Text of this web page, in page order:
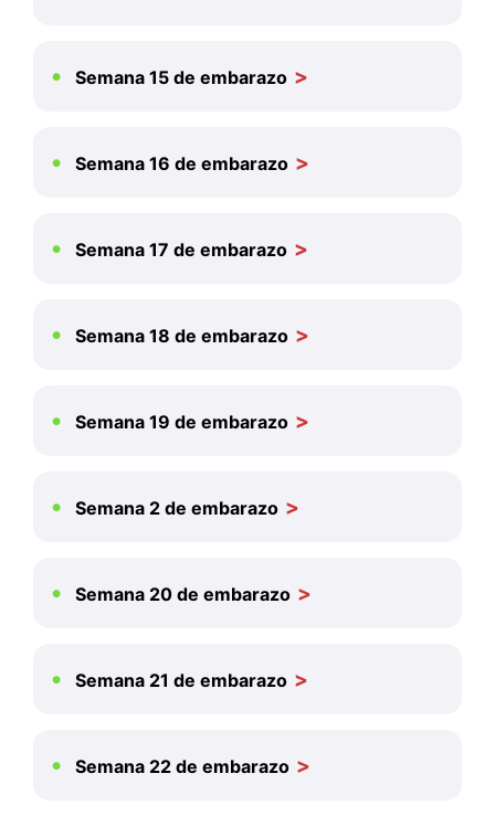
Semana 15 de embarazo
Semana 16 de embarazo
Semana 17 de embarazo
Semana 18 de embarazo
Semana 19 de embarazo
Semana 2 de embarazo
Semana 20 de embarazo
Semana 21 de embarazo
Semana 22 de embarazo